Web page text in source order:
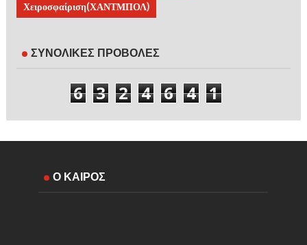
Χειροσφαίριση(ΧΑΝΤΜΠΟΛ)
ΣΥΝΟΛΙΚΕΣ ΠΡΟΒΟΛΕΣ
6 3 2 4 6 4 1
Ο ΚΑΙΡΟΣ